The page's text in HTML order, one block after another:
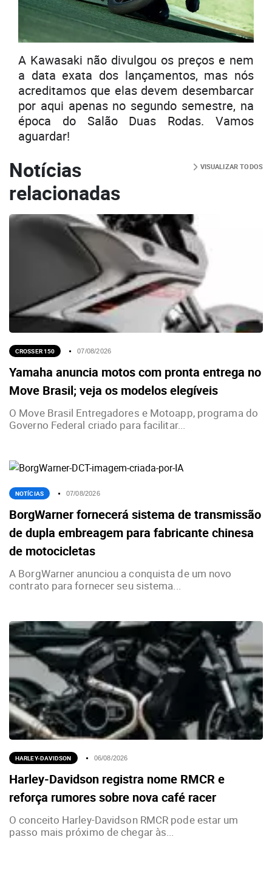
A Kawasaki não divulgou os preços e nem
a data exata dos lançamentos, mas nós
acreditamos que elas devem desembarcar
por aqui apenas no segundo semestre, na
época do Salão Duas Rodas. Vamos
aguardar!
Notícias
relacionadas
VISUALIZAR TODOS
CROSSER 150 07/08/2026
Yamaha anuncia motos com pronta entrega no
Move Brasil; veja os modelos elegíveis
O Move Brasil Entregadores e Motoapp, programa do
Governo Federal criado para facilitar...
NOTÍCIAS 07/08/2026
BorgWarner fornecerá sistema de transmissão
de dupla embreagem para fabricante chinesa
de motocicletas
A BorgWarner anunciou a conquista de um novo
contrato para fornecer seu sistema...
HARLEY-DAVIDSON 06/08/2026
Harley-Davidson registra nome RMCR e
reforça rumores sobre nova café racer
O conceito Harley-Davidson RMCR pode estar um
passo mais próximo de chegar às...